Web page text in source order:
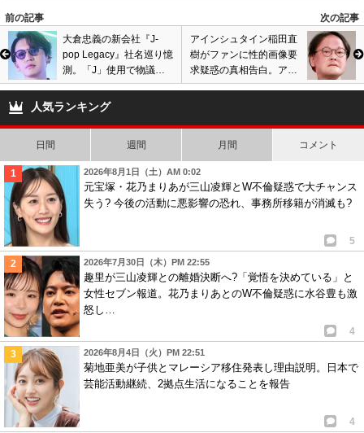
前の記事
次の記事
大倉忠義の新会社『J-
pop Legacy』社名巡り憶
測。「J」使用で物議、
ジャニー喜多川を想起さ
せ批判も噴出
アインシュタイン稲田直
樹がファンに性的画像要
求疑惑の真相告白。アカ
ウント乗っ取り被害、警
人気ランキング
日間 週間 月間 コメント
2026年8月1日（土）AM 0:02
元宝塚・花乃まりあが三山凌輝とW不倫疑惑で大チャンス
失う? 今後の活動に悪影響の恐れ、事務所移籍が消滅も?
5
2026年7月30日（木）PM 22:55
趣里が三山凌輝との離婚決断へ?「覚悟を決めている」と
女性セブン報道。花乃まりあとのW不倫疑惑に水谷豊も激
怒し…
4
2026年8月4日（火）PM 22:51
菊地亜美が子供とマレーシア移住発表し理由説明。日本で
芸能活動継続、2拠点生活になることを報告
4